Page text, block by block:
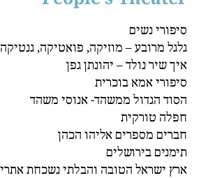
סיפורי נשים
גלגל מרובע – מוזיקה, פואטיקה,
איך שיר נולד – יהונתן גפן
סיפורי אמא בוכרית
הסוד הגדול ממשהד- אנוסי משהד
חפלה טורקית
חברים מספרים אליהו הכהן
תימנים בירושלים
ארץ ישראל הטובה והבלתי נשכחת